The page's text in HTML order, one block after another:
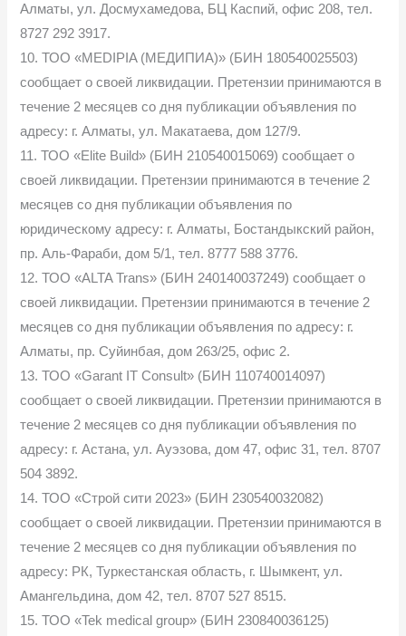
Алматы, ул. Досмухамедова, БЦ Каспий, офис 208, тел.
8727 292 3917.
10. ТОО «MEDIPIA (МЕДИПИА)» (БИН 180540025503)
сообщает о своей ликвидации. Претензии принимаются в
течение 2 месяцев со дня публикации объявления по
адресу: г. Алматы, ул. Макатаева, дом 127/9.
11. ТОО «Elite Build» (БИН 210540015069) сообщает о
своей ликвидации. Претензии принимаются в течение 2
месяцев со дня публикации объявления по
юридическому адресу: г. Алматы, Бостандыкский район,
пр. Аль-Фараби, дом 5/1, тел. 8777 588 3776.
12. ТОО «ALTA Trans» (БИН 240140037249) сообщает о
своей ликвидации. Претензии принимаются в течение 2
месяцев со дня публикации объявления по адресу: г.
Алматы, пр. Суйинбая, дом 263/25, офис 2.
13. ТОО «Garant IT Consult» (БИН 110740014097)
сообщает о своей ликвидации. Претензии принимаются в
течение 2 месяцев со дня публикации объявления по
адресу: г. Астана, ул. Ауэзова, дом 47, офис 31, тел. 8707
504 3892.
14. ТОО «Строй сити 2023» (БИН 230540032082)
сообщает о своей ликвидации. Претензии принимаются в
течение 2 месяцев со дня публикации объявления по
адресу: РК, Туркестанская область, г. Шымкент, ул.
Амангельдина, дом 42, тел. 8707 527 8515.
15. ТОО «Tek medical group» (БИН 230840036125)